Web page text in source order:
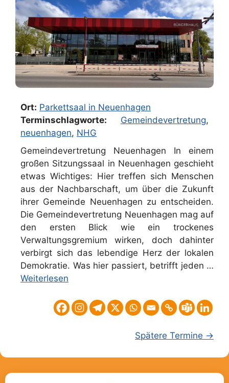
Ort: Parkettsaal in Neuenhagen
Terminschlagworte:
Gemeindevertretung,
neuenhagen, NHG
Gemeindevertretung Neuenhagen In einem
großen Sitzungssaal in Neuenhagen geschieht
etwas Wichtiges: Hier treffen sich Menschen
aus der Nachbarschaft, um über die Zukunft
ihrer Gemeinde Neuenhagen zu entscheiden.
Die Gemeindevertretung Neuenhagen mag auf
den ersten Blick wie ein trockenes
Verwaltungsgremium wirken, doch dahinter
verbirgt sich das lebendige Herz der lokalen
Demokratie. Was hier passiert, betrifft jeden …
Weiterlesen
Spätere Termine →